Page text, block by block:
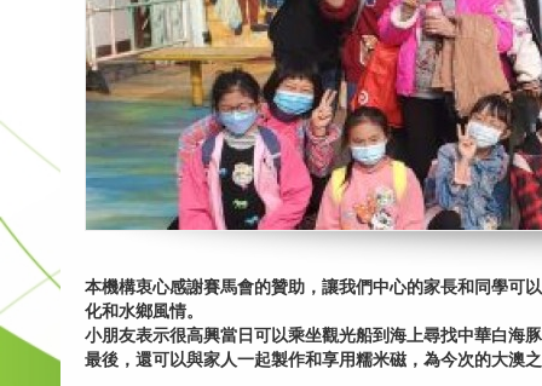
本機構衷心感謝賽馬會的贊助，讓我們中心的家長和同學可
化和水鄉風情。
小朋友表示很高興當日可以乘坐觀光船到海上尋找中華白海
最後，還可以與家人一起製作和享用糯米磁，為今次的大澳